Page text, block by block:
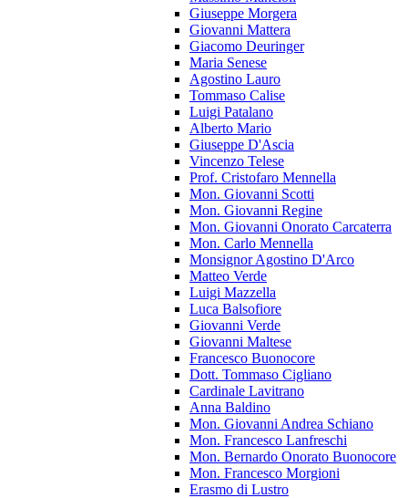
Giuseppe Morgera
Giovanni Mattera
Giacomo Deuringer
Maria Senese
Agostino Lauro
Tommaso Calise
Luigi Patalano
Alberto Mario
Giuseppe D'Ascia
Vincenzo Telese
Prof. Cristofaro Mennella
Mon. Giovanni Scotti
Mon. Giovanni Regine
Mon. Giovanni Onorato Carcaterra
Mon. Carlo Mennella
Monsignor Agostino D'Arco
Matteo Verde
Luigi Mazzella
Luca Balsofiore
Giovanni Verde
Giovanni Maltese
Francesco Buonocore
Dott. Tommaso Cigliano
Cardinale Lavitrano
Anna Baldino
Mon. Giovanni Andrea Schiano
Mon. Francesco Lanfreschi
Mon. Bernardo Onorato Buonocore
Mon. Francesco Morgioni
Erasmo di Lustro